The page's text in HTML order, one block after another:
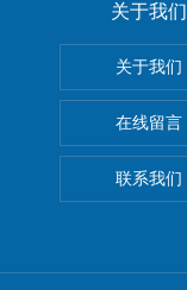
关于我们
关于我们
在线留言
联系我们